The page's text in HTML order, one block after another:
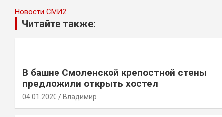
Новости СМИ2
Читайте также:
В башне Смоленской крепостной стены
предложили открыть хостел
04.01.2020 Владимир